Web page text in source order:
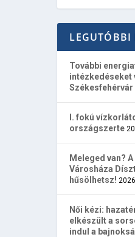
LEGUTÓBBI
További
intézkedéseket
Székesfehérvár
I. fokú
országszerte
Meleged van?
Városháza
hűsölhetsz!
Női kézi:
elkészült a
indul a